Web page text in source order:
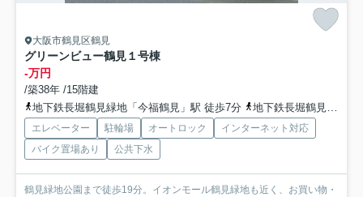
大阪市鶴見区鶴見
グリーンビュー鶴見１号棟
-万円
/築38年 /15階建
地下鉄長堀鶴見緑地「今福鶴見」駅 徒歩7分
地下鉄長堀鶴見緑地「横堤」駅 徒歩7分
エレベーター 駐輪場 オートロック
インターネット対応
バイク置場あり
公共下水
鶴見緑地公園まで徒歩19分。イオンモール鶴見緑地も近く、お買い物・